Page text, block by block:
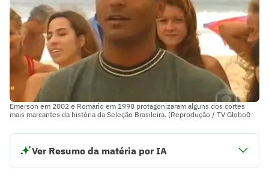
Emerson em 2002 e Romário em 1998 protagonizaram alguns dos cortes
mais marcantes da história da Seleção Brasileira. (Reprodução / TV Globo0
Ver Resumo da matéria por IA